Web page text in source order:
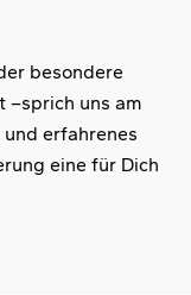
besondere
–sprich uns am
erfahrenes
eine für Dich